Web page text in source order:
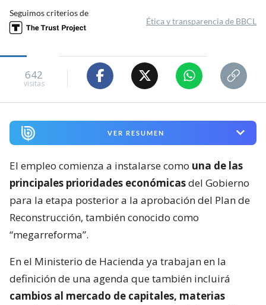
Seguimos criterios de
Ética y transparencia de BBCL
642
visitas
VER RESUMEN
El empleo comienza a instalarse como una de las
principales prioridades económicasdel Gobierno
para la etapa posterior a la aprobación del Plan de
Reconstrucción, también conocido como
“megarreforma”.
En el Ministerio de Hacienda ya trabajan en la
definición de una agenda que también incluirá
cambios al mercado de capitales, materias